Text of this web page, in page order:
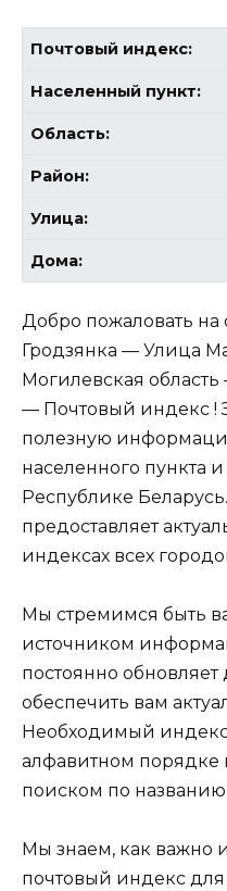
Почтовый индекс:
Населенный пункт:
Область:
Район:
Улица:
Дома:
Добро пожаловать
Гродзянка — Улица
Могилевская
— Почтовый индекс !
полезную
населенного пункта
Республике
предоставляет
индексах всех
Мы стремимся быть
источником
постоянно обновляет
обеспечить вам
Необходимый
алфавитном порядке
поиском по названию
Мы знаем, как важно
почтовый индекс